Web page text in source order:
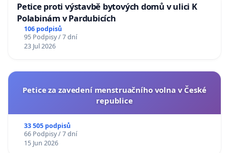
Petice proti výstavbě bytových domů v ulici K
Polabinám v Pardubicích
106 podpisů
95 Podpisy / 7 dní
23 Jul 2026
Petice za zavedení menstruačního volna v České
republice
33 505 podpisů
66 Podpisy / 7 dní
15 Jun 2026